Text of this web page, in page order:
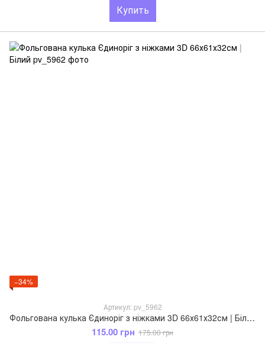
Купить
−34%
Артикул: pv_5962
Фольгована кулька Єдиноріг з ніжками 3D 66х61х32см | Білий
115.00 грн 175.00 грн